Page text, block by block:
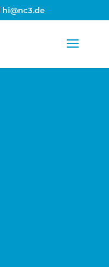
hi@nc3.de